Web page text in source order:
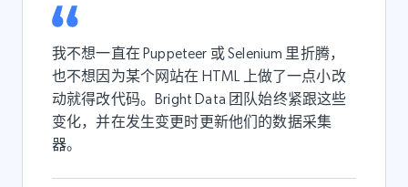
我不想一直在 Puppeteer 或 Selenium 里折腾，
也不想因为某个网站在 HTML 上做了一点小改
动就得改代码。Bright Data 团队始终紧跟这些
变化，并在发生变更时更新他们的数据采集
器。